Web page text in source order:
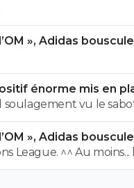
», Adidas
énorme mis en
soulagement vu le
au match allé.
victoire et une énorme
de ce clown.
», Adidas
Au moins... l'OM a
pas
contrairement à